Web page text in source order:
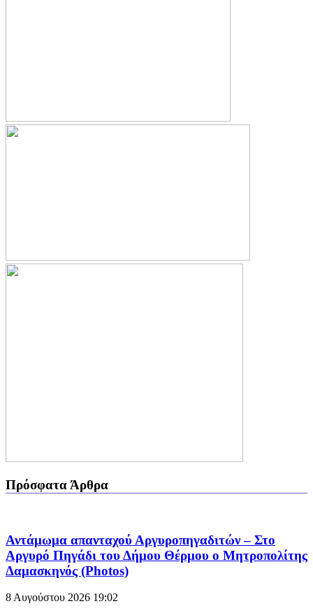
Πρόσφατα Άρθρα
Αντάμωμα απανταχού Αργυροπηγαδιτών – Στο
Αργυρό Πηγάδι του Δήμου Θέρμου ο Μητροπολίτης
Δαμασκηνός (Photos)
8 Αυγούστου 2026 19:02